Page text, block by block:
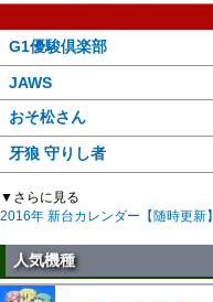
G1優駿倶楽部
JAWS
おそ松さん
牙狼 守りし者
▼さらに見る
2016年 新台カレンダー【随時更新】
人気機種